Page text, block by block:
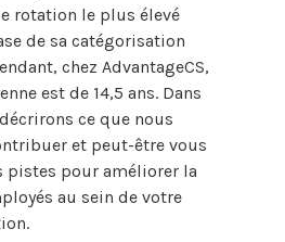
rotation le plus élevé
de sa catégorisation
chez AdvantageCS,
est de 14,5 ans. Dans
ce que nous
et peut-être vous
pistes pour améliorer la
au sein de votre